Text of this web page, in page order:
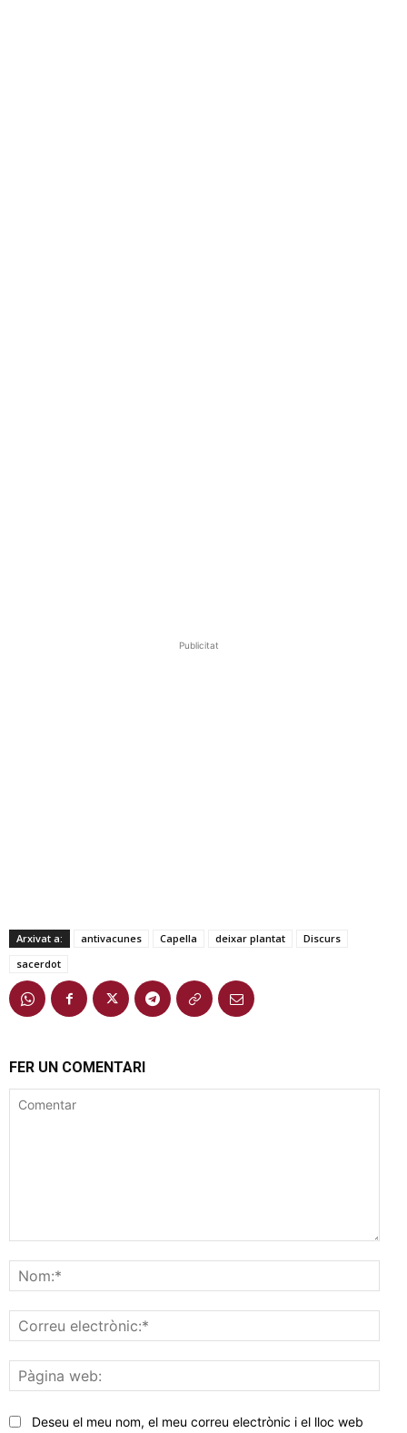
Publicitat
Arxivat a: antivacunes Capella deixar plantat
Discurs
sacerdot
FER UN COMENTARI
web:
Deseu el meu nom, el meu correu electrònic i el lloc web